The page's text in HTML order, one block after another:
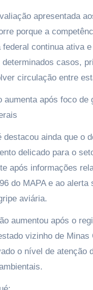
apresentada
porque a
continua ativa
casos,
circulação entre
aumenta após foco de
destacou ainda que o
delicado para o
após informações
do MAPA e ao alerta
aviária.
aumentou após o
vizinho de Minas
o nível de atenção